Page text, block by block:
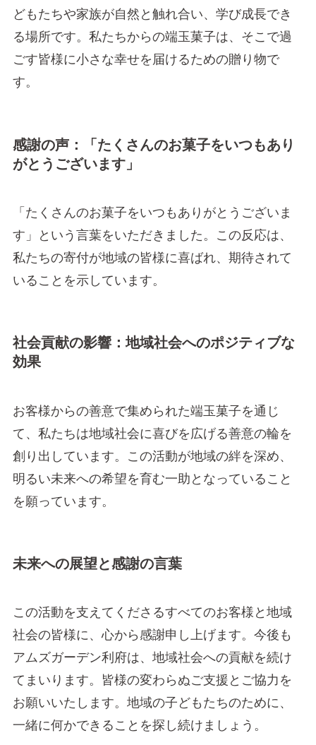
どもたちや家族が自然と触れ合い、学び成長でき
る場所です。私たちからの端玉菓子は、そこで過
ごす皆様に小さな幸せを届けるための贈り物で
す。
感謝の声：「たくさんのお菓子をいつもあり
がとうございます」
「たくさんのお菓子をいつもありがとうございま
す」という言葉をいただきました。この反応は、
私たちの寄付が地域の皆様に喜ばれ、期待されて
いることを示しています。
社会貢献の影響：地域社会へのポジティブな
効果
お客様からの善意で集められた端玉菓子を通じ
て、私たちは地域社会に喜びを広げる善意の輪を
創り出しています。この活動が地域の絆を深め、
明るい未来への希望を育む一助となっていること
を願っています。
未来への展望と感謝の言葉
この活動を支えてくださるすべてのお客様と地域
社会の皆様に、心から感謝申し上げます。今後も
アムズガーデン利府は、地域社会への貢献を続け
てまいります。皆様の変わらぬご支援とご協力を
お願いいたします。地域の子どもたちのために、
一緒に何かできることを探し続けましょう。